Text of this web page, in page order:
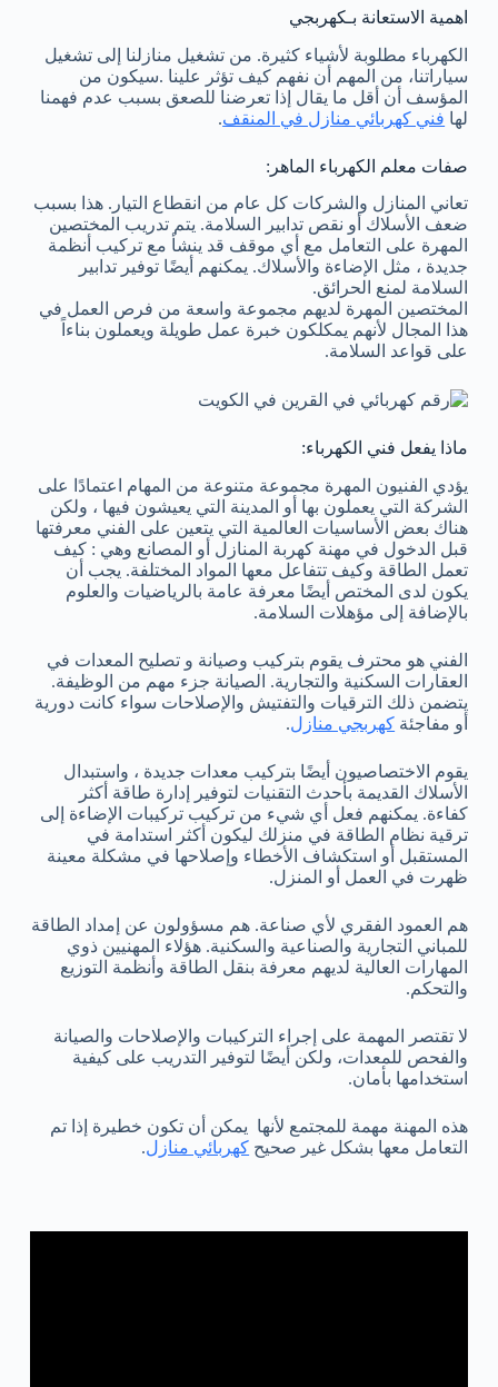
اهمية الاستعانة بـكهربجي
الكهرباء مطلوبة لأشياء كثيرة. من تشغيل منازلنا إلى تشغيل
سياراتنا، من المهم أن نفهم كيف تؤثر علينا .سيكون من
المؤسف أن أقل ما يقال إذا تعرضنا للصعق بسبب عدم فهمنا
لها فني كهربائي منازل في المنقف.
صفات معلم الكهرباء الماهر:
تعاني المنازل والشركات كل عام من انقطاع التيار. هذا بسبب
ضعف الأسلاك أو نقص تدابير السلامة. يتم تدريب المختصين
المهرة على التعامل مع أي موقف قد ينشأ مع تركيب أنظمة
جديدة ، مثل الإضاءة والأسلاك. يمكنهم أيضًا توفير تدابير
السلامة لمنع الحرائق.
المختصين المهرة لديهم مجموعة واسعة من فرص العمل في
هذا المجال لأنهم يمكلكون خبرة عمل طويلة ويعملون بناءاً
على قواعد السلامة.
ماذا يفعل فني الكهرباء:
يؤدي الفنيون المهرة مجموعة متنوعة من المهام اعتمادًا على
الشركة التي يعملون بها أو المدينة التي يعيشون فيها ، ولكن
هناك بعض الأساسيات العالمية التي يتعين على الفني معرفتها
قبل الدخول في مهنة كهربة المنازل أو المصانع وهي : كيف
تعمل الطاقة وكيف تتفاعل معها المواد المختلفة. يجب أن
يكون لدى المختص أيضًا معرفة عامة بالرياضيات والعلوم
بالإضافة إلى مؤهلات السلامة.
الفني هو محترف يقوم بتركيب وصيانة و تصليح المعدات في
العقارات السكنية والتجارية. الصيانة جزء مهم من الوظيفة.
يتضمن ذلك الترقيات والتفتيش والإصلاحات سواء كانت دورية
أو مفاجئة كهربجي منازل.
يقوم الاختصاصيون أيضًا بتركيب معدات جديدة ، واستبدال
الأسلاك القديمة بأحدث التقنيات لتوفير إدارة طاقة أكثر
كفاءة. يمكنهم فعل أي شيء من تركيب تركيبات الإضاءة إلى
ترقية نظام الطاقة في منزلك ليكون أكثر استدامة في
المستقبل أو استكشاف الأخطاء وإصلاحها في مشكلة معينة
ظهرت في العمل أو المنزل.
هم العمود الفقري لأي صناعة. هم مسؤولون عن إمداد الطاقة
للمباني التجارية والصناعية والسكنية. هؤلاء المهنيين ذوي
المهارات العالية لديهم معرفة بنقل الطاقة وأنظمة التوزيع
والتحكم.
لا تقتصر المهمة على إجراء التركيبات والإصلاحات والصيانة
والفحص للمعدات، ولكن أيضًا لتوفير التدريب على كيفية
استخدامها بأمان.
هذه المهنة مهمة للمجتمع لأنها يمكن أن تكون خطيرة إذا تم
التعامل معها بشكل غير صحيح كهربائي منازل.